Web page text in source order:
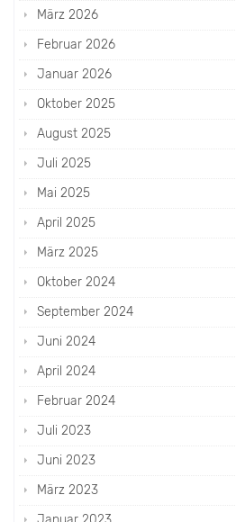
März 2026
Februar 2026
Januar 2026
Oktober 2025
August 2025
Juli 2025
Mai 2025
April 2025
März 2025
Oktober 2024
September 2024
Juni 2024
April 2024
Februar 2024
Juli 2023
Juni 2023
März 2023